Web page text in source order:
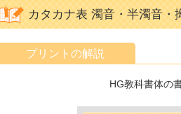
カタカナ表 濁音・半濁音・
プリントの解説
HG教科書体の